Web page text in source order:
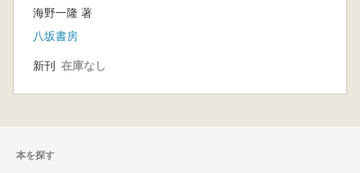
海野一隆 著
八坂書房
新刊 在庫なし
本を探す